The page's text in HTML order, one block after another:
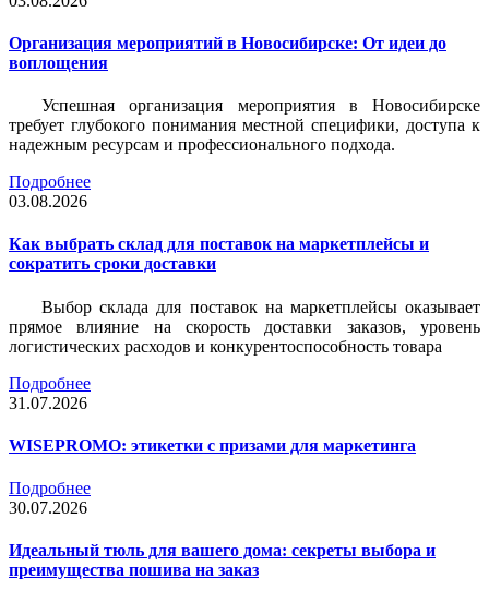
Организация мероприятий в Новосибирске: От идеи до
воплощения
Успешная организация мероприятия в Новосибирске
требует глубокого понимания местной специфики, доступа к
надежным ресурсам и профессионального подхода.
Подробнее
03.08.2026
Как выбрать склад для поставок на маркетплейсы и
сократить сроки доставки
Выбор склада для поставок на маркетплейсы оказывает
прямое влияние на скорость доставки заказов, уровень
логистических расходов и конкурентоспособность товара
Подробнее
31.07.2026
WISEPROMO: этикетки с призами для маркетинга
Подробнее
30.07.2026
Идеальный тюль для вашего дома: секреты выбора и
преимущества пошива на заказ